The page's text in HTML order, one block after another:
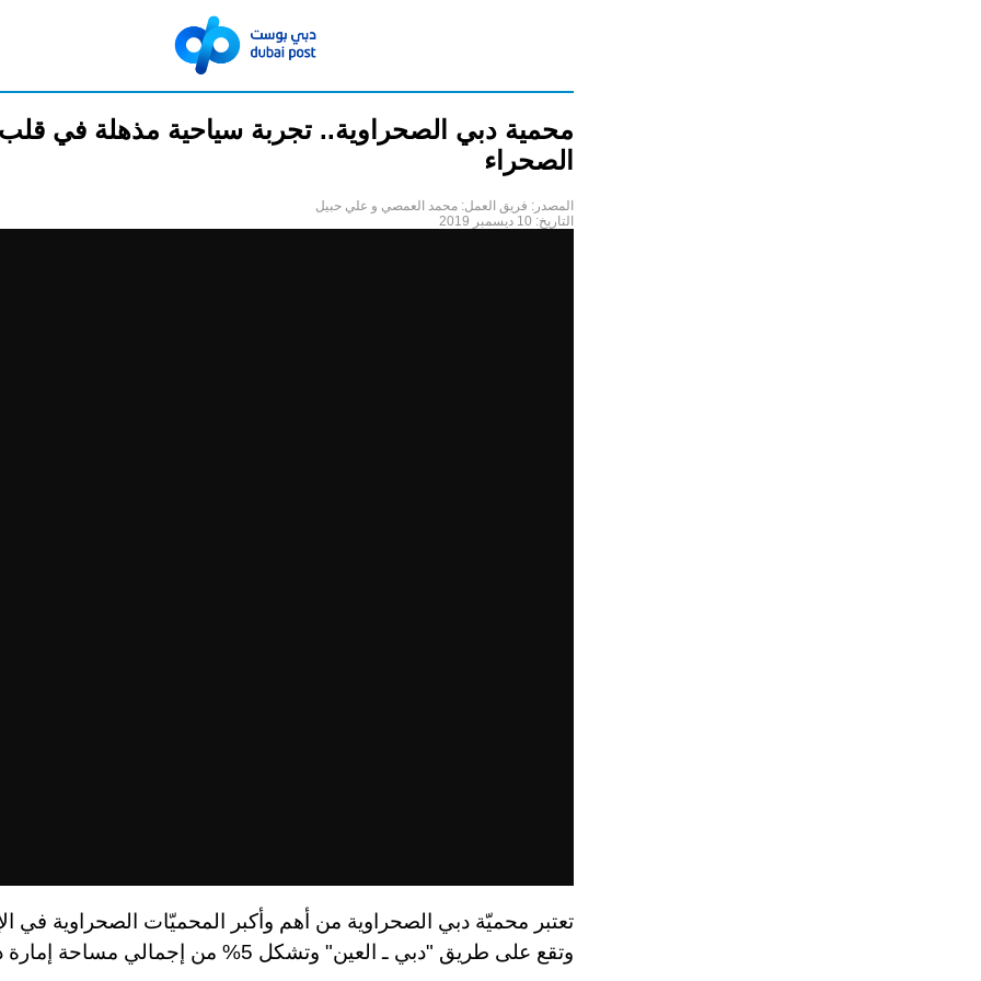
محمية دبي الصحراوية.. تجربة سياحية مذهلة في قلب
الصحراء
المصدر: فريق العمل: محمد العمصي و علي حبيل
التاريخ: 10 ديسمبر 2019
تعتبر محميّة دبي الصحراوية من أهم وأكبر المحميّات الصحراوية في
وتقع على طريق "دبي ـ العين" وتشكل 5% من إجمالي مساحة إمارة دبي.